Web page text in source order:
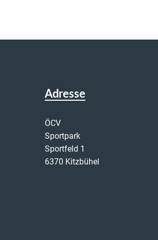
Adresse
ÖCV
Sportpark
Sportfeld 1
6370 Kitzbühel